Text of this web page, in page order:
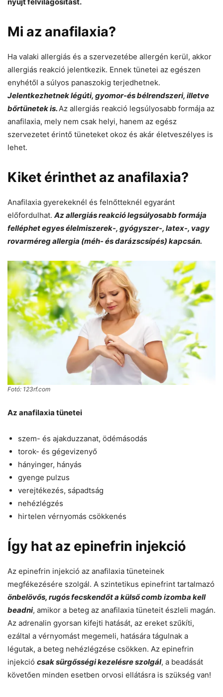
Mi az anafilaxia?
Ha valaki allergiás és a szervezetébe allergén kerül, akkor
allergiás reakció jelentkezik. Ennek tünetei az egészen
enyhétől a súlyos panaszokig terjedhetnek.
Jelentkezhetnek légúti, gyomor-és bélrendszeri, illetve
bőrtünetek is.Az allergiás reakció legsúlyosabb formája az
anafilaxia, mely nem csak helyi, hanem az egész
szervezetet érintő tüneteket okoz és akár életveszélyes is
lehet.
Kiket érinthet az anafilaxia?
Anafilaxia gyerekeknél és felnőtteknél egyaránt
előfordulhat. Az allergiás reakció legsúlyosabb formája
felléphet egyes élelmiszerek-, gyógyszer-, latex-, vagy
rovarméreg allergia (méh- és darázscsípés) kapcsán.
Fotó: 123rf.com
Az anafilaxia tünetei
szem- és ajakduzzanat, ödémásodás
torok- és gégevizenyő
hányinger, hányás
gyenge pulzus
verejtékezés, sápadtság
nehézlégzés
hirtelen vérnyomás csökkenés
Így hat az epinefrin injekció
Az epinefrin injekció az anafilaxia tüneteinek
megfékezésére szolgál. A szintetikus epinefrint tartalmazó
önbelövős, rugós fecskendőt a külső comb izomba kell
beadni, amikor a beteg az anafilaxia tüneteit észleli magán.
Az adrenalin gyorsan kifejti hatását, az ereket szűkíti,
ezáltal a vérnyomást megemeli, hatására tágulnak a
légutak, a beteg nehézlégzése csökken. Az epinefrin
injekció csak sürgősségi kezelésre szolgál, a beadását
követően minden esetben orvosi ellátásra is szükség van!